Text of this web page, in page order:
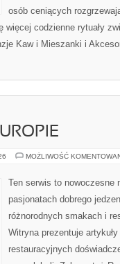
osób ceniących
codzienne rytuały
Kaw i Mieszanki i
MOŻLIWOŚĆ
Ten serwis to nowoczesne
pasjonatach dobrego
różnorodnych smakach i
Witryna prezentuje
restauracyjnych